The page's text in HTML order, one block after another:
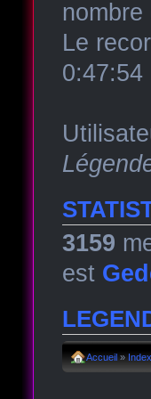
Le
0:47:54
3159
est
Accueil »